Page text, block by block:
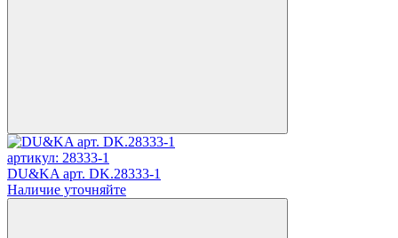
артикул: 28333-1
DU&KA арт. DK.28333-1
Наличие уточняйте